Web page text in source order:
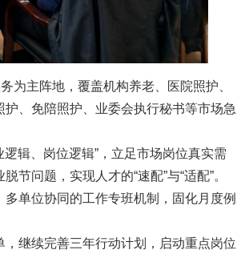
为主阵地，覆盖机构养老、医院照护、
、免陪照护、业委会执行秘书等市场急
辑、岗位逻辑”，立足市场岗位真实需
问题，实现人才的“速配”与“适配”。
单位协同的工作专班机制，固化月度例
继续完善三年行动计划，启动重点岗位